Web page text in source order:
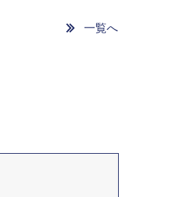
一覧へ